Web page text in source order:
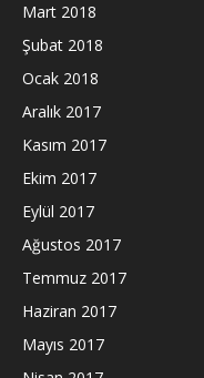
Mart 2018
Şubat 2018
Ocak 2018
Aralık 2017
Kasım 2017
Ekim 2017
Eylül 2017
Ağustos 2017
Temmuz 2017
Haziran 2017
Mayıs 2017